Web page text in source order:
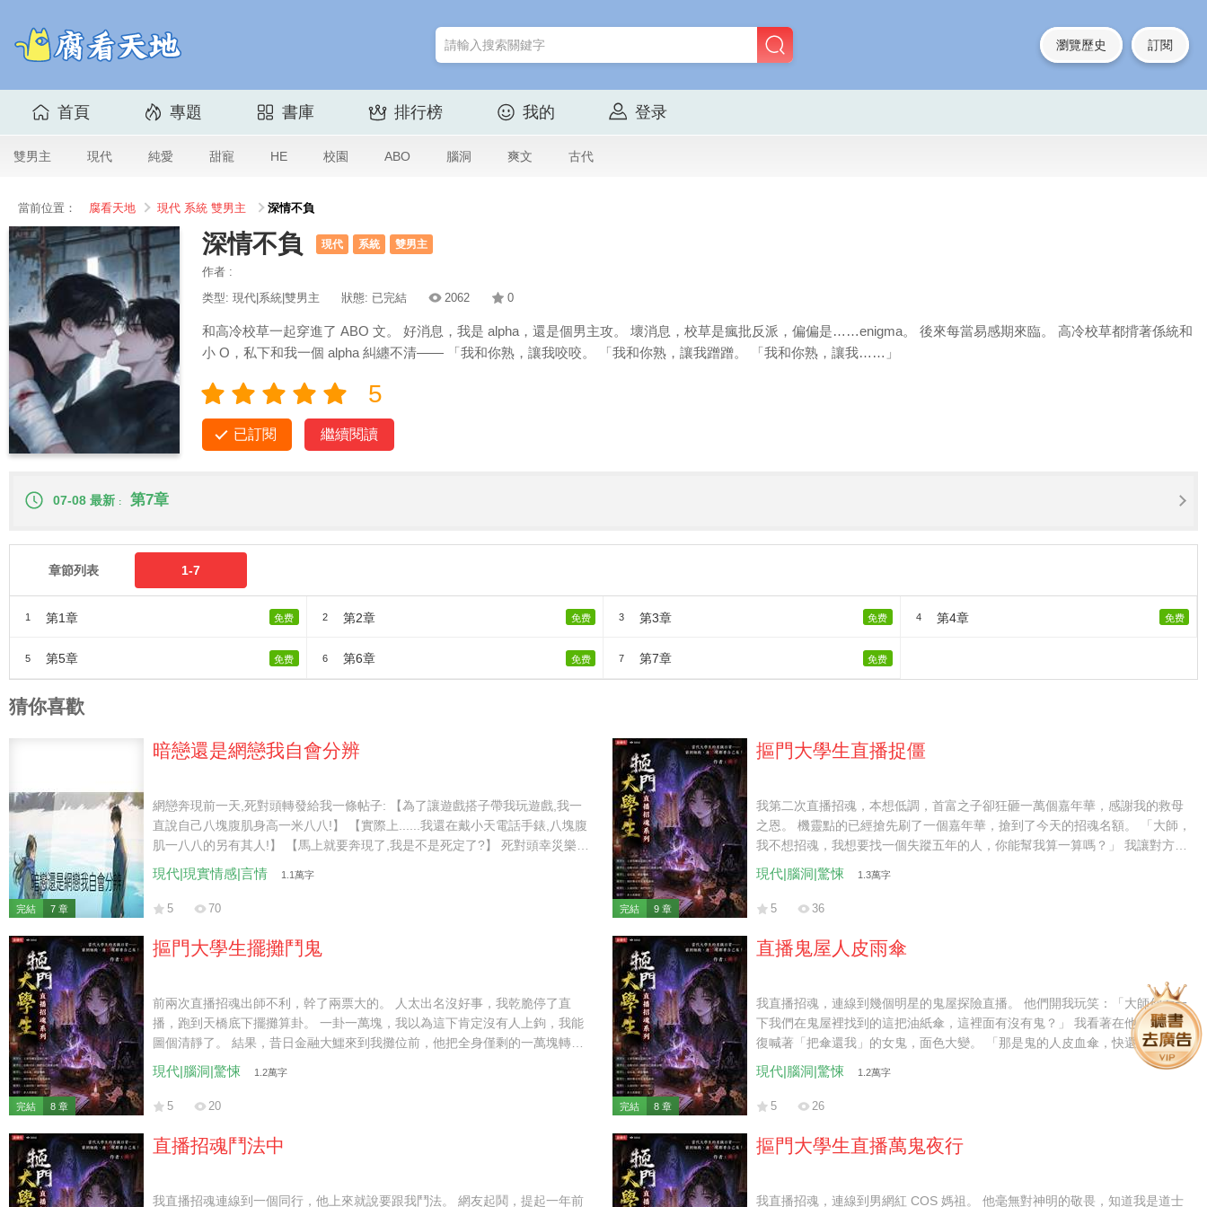
瀏覽歷史 訂閱
首頁 專題 書庫 排行榜 我的 登录
雙男主 現代 純愛 甜寵 HE 校園 ABO 腦洞 爽文 古代
當前位置： 腐看天地 現代 系統 雙男主 深情不負
深情不負 現代 系統 雙男主
作者 :
类型: 現代|系統|雙男主 狀態: 已完結 2062 0
和高冷校草一起穿進了 ABO 文。 好消息，我是 alpha，還是個男主攻。 壞消息，校草是瘋批反派，偏偏是……enigma。 後來每當易感期來臨。 高冷校草都揹著係統和
小 O，私下和我一個 alpha 糾纏不清—— 「我和你熟，讓我咬咬。 「我和你熟，讓我蹭蹭。 「我和你熟，讓我……」
5
已訂閱 繼續閱讀
07-08 最新 第7章
章節列表 1-7
1 第1章 免费 2 第2章 免费 3 第3章 免费 4 第4章 免费
5 第5章 免费 6 第6章 免费 7 第7章 免费
猜你喜歡
完結 7 章
暗戀還是網戀我自會分辨
網戀奔現前一天,死對頭轉發給我一條帖子: 【為了讓遊戲搭子帶我玩遊戲,我一
直說自己八塊腹肌身高一米八八!】 【實際上......我還在戴小天電話手錶,八塊腹
肌一八八的另有其人!】 【馬上就要奔現了,我是不是死定了?】 死對頭幸災樂
禍: 「這帖主怎麼越看越像你那個網戀對象?」 「餘寧,你談了個小學生啊?」 我
心涼了一半,但丟不起這個人,于是匿名給帖主回帖: 【你口中一米八八的是誰?跪
下來求他替你去面基!】 帖主唯唯諾諾:【......好吧,我去求求他。】 下一秒,死對
行?」
現代|現實情感|言情 1.1萬字
5 70 完結 9 章
摳門大學生直播捉僵
我第二次直播招魂，本想低調，首富之子卻狂砸一萬個嘉年華，感謝我的救母
之恩。 機靈點的已經搶先刷了一個嘉年華，搶到了今天的招魂名額。 「大師，
我不想招魂，我想要找一個失蹤五年的人，你能幫我算一算嗎？」 我讓對方提
供生辰八字，當看完那個生辰八字，我惋惜： 「這個八字的主人，不是失蹤，
而是已經犧牲了……」 八字純陰者，千人亂葬處，墳前冒死水，鬼樹聚陰氣，
煉就白毛僵。 這事棘手了……
現代|腦洞|驚悚 1.3萬字
5 36
完結 8 章
摳門大學生擺攤鬥鬼
前兩次直播招魂出師不利，幹了兩票大的。 人太出名沒好事，我乾脆停了直
播，跑到天橋底下擺攤算卦。 一卦一萬塊，我以為這下肯定沒有人上鉤，我能
圖個清靜了。 結果，昔日金融大鱷來到我攤位前，他把全身僅剩的一萬塊轉給
我，讓我給他算一卦。 我一看，嚯，又來了票大的！ 傷官喜用神，五鬼搬運
術，敗財桃花劫，命喪美人懷。 兄弟，你離死不遠啦！
現代|腦洞|驚悚 1.2萬字
5 20 完結 8 章
直播鬼屋人皮雨傘
我直播招魂，連線到幾個明星的鬼屋探險直播。 他們開我玩笑：「大師你看一
下我們在鬼屋裡找到的這把油紙傘，這裡面有沒有鬼？」 我看著在他們身後重
復喊著「把傘還我」的女鬼，面色大變。 「那是鬼的人皮血傘，快還給
她……」
現代|腦洞|驚悚 1.2萬字
5 26
直播招魂鬥法中
我直播招魂連線到一個同行，他上來就說要跟我鬥法。 網友起鬨，提起一年前
摳門大學生直播萬鬼夜行
我直播招魂，連線到男網紅 COS 媽祖。 他毫無對神明的敬畏，知道我是道士